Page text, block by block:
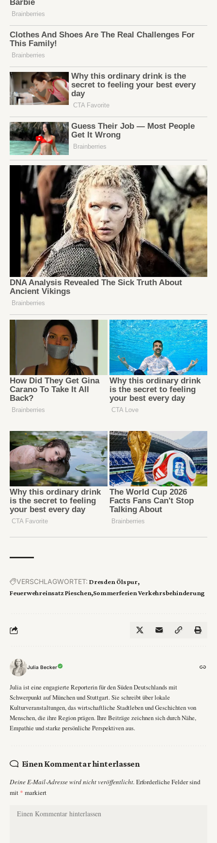
VERSCHLAGWORTET: Dresden Ölspur
Feuerwehreinsatz Pieschen Sommerferien Verkehrsbehinderung
Julia Becker
Julia ist eine engagierte Reporterin für den Süden Deutschlands mit
Schwerpunkt auf München und Stuttgart. Sie schreibt über lokale
Kulturveranstaltungen, das wirtschaftliche Stadtleben und Geschichten von
Menschen, die ihre Region prägen. Ihre Beiträge zeichnen sich durch Nähe,
Empathie und starke persönliche Perspektiven aus.
Einen Kommentar hinterlassen
Deine E-Mail-Adresse wird nicht veröffentlicht. Erforderliche Felder sind
mit * markiert